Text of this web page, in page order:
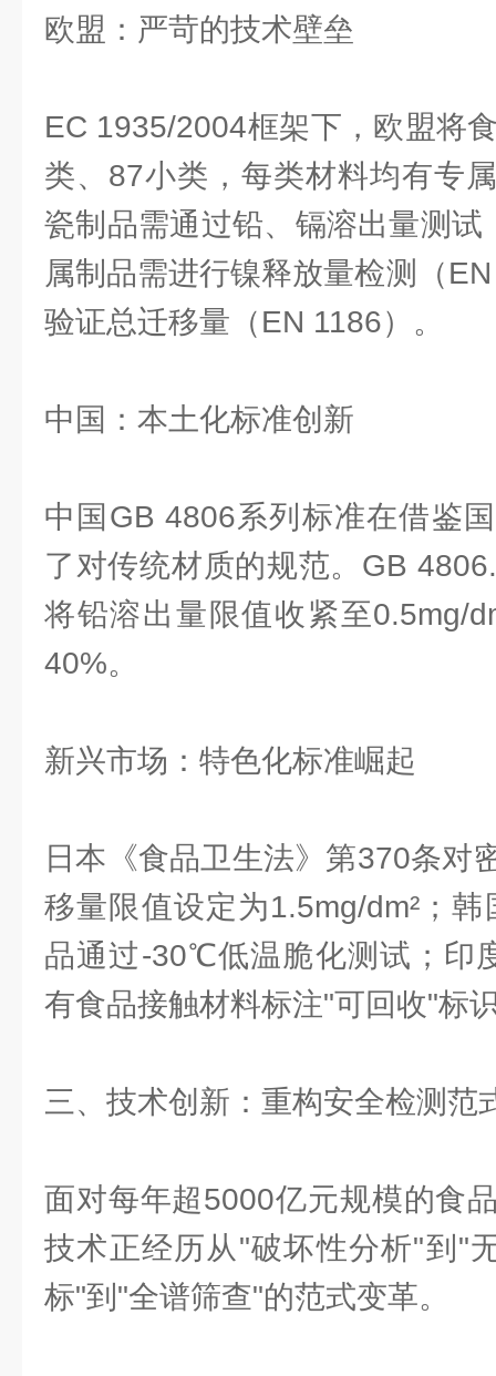
欧盟：严苛的技术壁垒
EC 1935/2004框架下，欧盟将
类、87小类，每类材料均有专
瓷制品需通过铅、镉溶出量测
属制品需进行镍释放量检测（
验证总迁移量（EN 1186）。
中国：本土化标准创新
中国GB 4806系列标准在借鉴
了对传统材质的规范。GB
将铅溶出量限值收紧至0.5mg/
40%。
新兴市场：特色化标准崛起
日本《食品卫生法》第370条对
移量限值设定为1.5mg/dm²；
品通过-30℃低温脆化测试；印
有食品接触材料标注"可回收"标
三、技术创新：重构安全检测范
面对每年超5000亿元规模的食
技术正经历从"破坏性分析"到"
标"到"全谱筛查"的范式变革。